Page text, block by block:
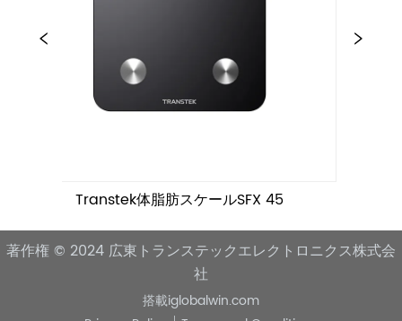
体脂肪スケールSFX 45
著作権 © 2024 広東トランステックエレクトロニクス株式会
社
搭載iglobalwin.com